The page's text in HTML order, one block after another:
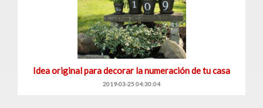
Idea original para decorar la numeración de tu casa
2019-03-25 04:30:04